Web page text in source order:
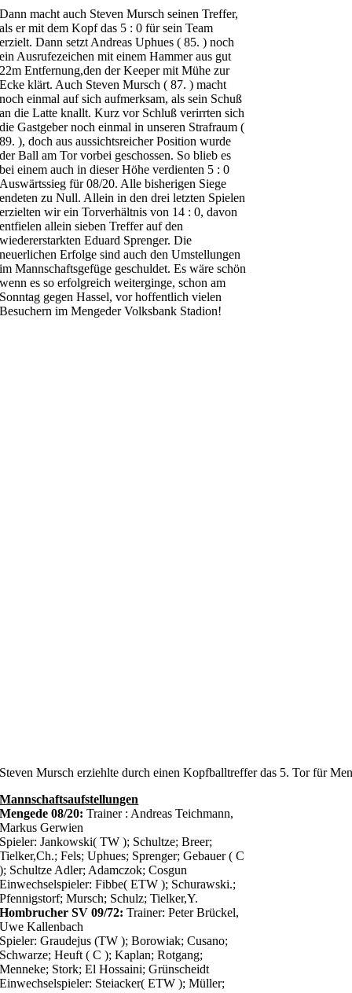
Dann macht auch Steven Mursch seinen Treffer,
als er mit dem Kopf das 5 : 0 für sein Team
erzielt. Dann setzt Andreas Uphues ( 85. ) noch
ein Ausrufezeichen mit einem Hammer aus gut
22m Entfernung,den der Keeper mit Mühe zur
Ecke klärt. Auch Steven Mursch ( 87. ) macht
noch einmal auf sich aufmerksam, als sein Schuß
an die Latte knallt. Kurz vor Schluß verirrten sich
die Gastgeber noch einmal in unseren Strafraum (
89. ), doch aus aussichtsreicher Position wurde
der Ball am Tor vorbei geschossen. So blieb es
bei einem auch in dieser Höhe verdienten 5 : 0
Auswärtssieg für 08/20. Alle bisherigen Siege
endeten zu Null. Allein in den drei letzten Spielen
erzielten wir ein Torverhältnis von 14 : 0, davon
entfielen allein sieben Treffer auf den
wiedererstarkten Eduard Sprenger. Die
neuerlichen Erfolge sind auch den Umstellungen
im Mannschaftsgefüge geschuldet. Es wäre schön
wenn es so erfolgreich weiterginge, schon am
Sonntag gegen Hassel, vor hoffentlich vielen
Besuchern im Mengeder Volksbank Stadion!
Steven Mursch erziehlte durch einen Kopfballtreffer das 5. Tor für
Mannschaftsaufstellungen
Mengede 08/20: Trainer : Andreas Teichmann,
Markus Gerwien
Spieler: Jankowski( TW ); Schultze; Breer;
Tielker,Ch.; Fels; Uphues; Sprenger; Gebauer ( C
); Schultze Adler; Adamczok; Cosgun
Einwechselspieler: Fibbe( ETW ); Schurawski.;
Pfennigstorf; Mursch; Schulz; Tielker,Y.
Hombrucher SV 09/72: Trainer: Peter Brückel,
Uwe Kallenbach
Spieler: Graudejus (TW ); Borowiak; Cusano;
Schwarze; Heuft ( C ); Kaplan; Rotgang;
Menneke; Stork; El Hossaini; Grünscheidt
Einwechselspieler: Steiacker( ETW ); Müller;